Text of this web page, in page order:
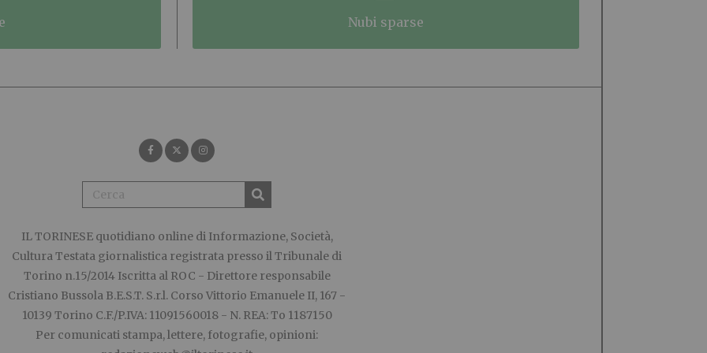
nubi sparse
IL TORINESEquotidiano online di Informazione, Società,
Cultura Testata giornalistica registrata presso il Tribunale di
Torino n.15/2014 Iscritta al ROC - Direttore responsabile
Cristiano Bussola B.E.S.T. S.r.l. Corso Vittorio Emanuele II, 167 -
10139 Torino C.F./P.IVA: 11091560018 - N. REA: To 1187150
Per comunicati stampa, lettere, fotografie, opinioni: